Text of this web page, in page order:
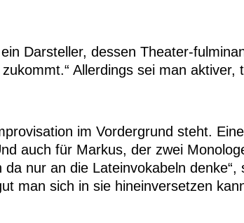
Darsteller, dessen Theater-
Allerdings sei man
im Vordergrund steht.
auch für Markus, der zwei
nur an die Lateinvokabeln
man sich in sie hineinversetzen